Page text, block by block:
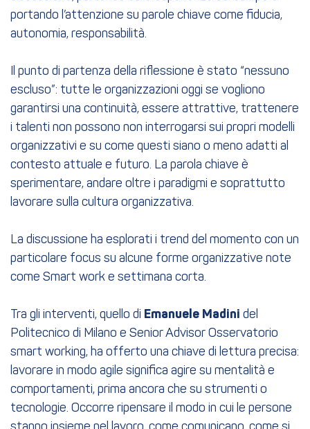
portando l’attenzione su parole chiave come fiducia,
autonomia, responsabilità.
Il punto di partenza della riflessione è stato “nessuno
escluso”: tutte le organizzazioni oggi se vogliono
garantirsi una continuità, essere attrattive, trattenere
i talenti non possono non interrogarsi sui propri modelli
organizzativi e su come questi siano o meno adatti al
contesto attuale e futuro. La parola chiave è
sperimentare, andare oltre i paradigmi e soprattutto
lavorare sulla cultura organizzativa.
La discussione ha esplorati i trend del momento con un
particolare focus su alcune forme organizzative note
come Smart work e settimana corta.
Tra gli interventi, quello di Emanuele Madini del
Politecnico di Milano e Senior Advisor Osservatorio
smart working, ha offerto una chiave di lettura precisa:
lavorare in modo agile significa agire su mentalità e
comportamenti, prima ancora che su strumenti o
tecnologie. Occorre ripensare il modo in cui le persone